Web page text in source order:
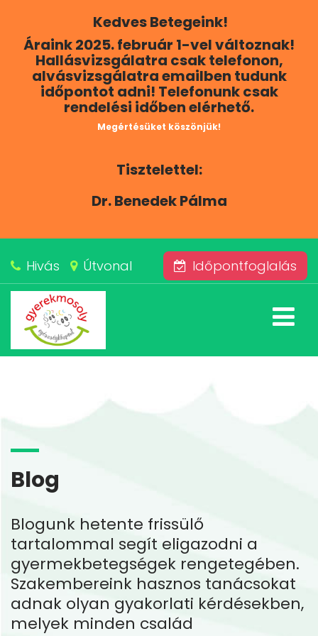
Kedves Betegeink!
Áraink 2025. február 1-vel változnak!
Hallásvizsgálatra csak telefonon,
alvásvizsgálatra emailben tudunk
időpontot adni! Telefonunk csak
rendelési időben elérhető.
Megértésüket köszönjük!
Tisztelettel:
Dr. Benedek Pálma
Hivás Útvonal Időpontfoglalás
Blog
Blogunk hetente frissülő
tartalommal segít eligazodni a
gyermekbetegségek rengetegében.
Szakembereink hasznos tanácsokat
adnak olyan gyakorlati kérdésekben,
melyek minden család
RÓLUNK
KAPCSOLAT
SZOLGÁLTATÁSAINK